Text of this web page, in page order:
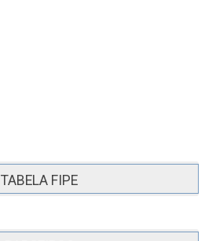
TABELA FIPE